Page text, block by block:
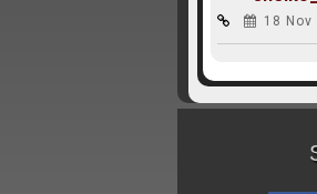
18 Nov